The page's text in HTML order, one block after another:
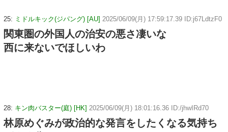
25: ミドルキック(ジパング) [AU] 2025/06/09(月) 17:59:17.39 ID:j67LdtzF0
関東圏の外国人の治安の悪さ凄いな
西に来ないでほしいわ
28: キン肉バスター(庭) [HK] 2025/06/09(月) 18:01:16.36 ID:/jhwIRd70
林原めぐみが政治的な発言をしたくなる気持ち